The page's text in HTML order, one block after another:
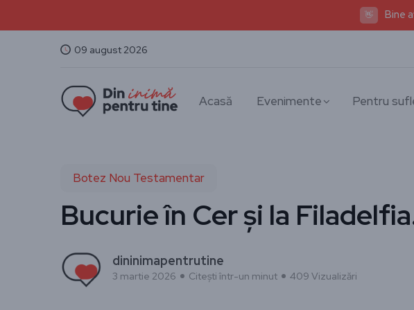
👋 Bine
09 august 2026
Acasă Evenimente Pentru
Botez Nou Testamentar
Bucurie în Cer și la
dininimapentrutine
3 martie 2026 Citești într-un minut 409 Vizualizări